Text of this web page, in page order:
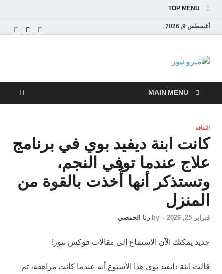
TOP MENU
أغسطس 9, 2026
ميزو نيوز
والاقتصادية
MAIN MENU
الثقافة
كانت ابنة ديفيد بوي في برنامج
علاج عندما توفي النجم،
وتستذكر أنها أُخذت بالقوة من
المنزل
فبراير 25, 2026 -
by رنا الحمصي
جديد يمكنك الآن الاستماع إلى مقالات فوكس نيوز!
قالت ابنة دايفيد بوي هذا الأسبوع أنه عندما كانت مراهقة، تم